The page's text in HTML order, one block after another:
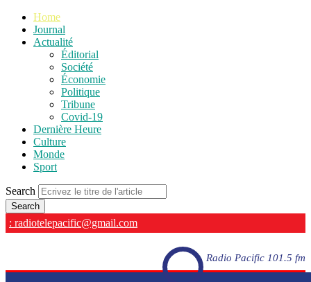
Home
Journal
Actualité
Éditorial
Société
Économie
Politique
Tribune
Covid-19
Dernière Heure
Culture
Monde
Sport
Search
: radiotelepacific@gmail.com
Radio Pacific 101.5 fm